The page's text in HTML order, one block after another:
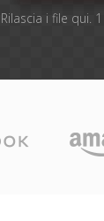
Rilascia i file qui.